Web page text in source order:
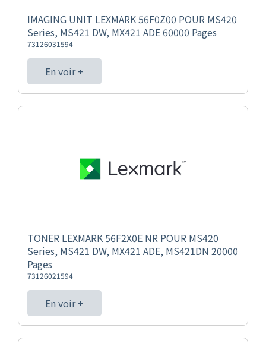
IMAGING UNIT LEXMARK 56F0Z00 POUR MS420
Series, MS421 DW, MX421 ADE 60000 Pages
73126031594
En voir +
TONER LEXMARK 56F2X0E NR POUR MS420
Series, MS421 DW, MX421 ADE, MS421DN 20000
Pages
73126021594
En voir +